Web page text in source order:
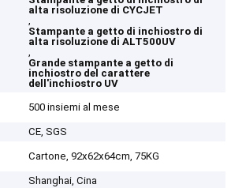
alta risoluzione di CYCJET
,
Stampante a getto di inchiostro di
alta risoluzione di ALT500UV
,
Grande stampante a getto di
inchiostro del carattere
dell'inchiostro UV
500 insiemi al mese
CE, SGS
Cartone, 92x62x64cm, 75KG
Shanghai, Cina